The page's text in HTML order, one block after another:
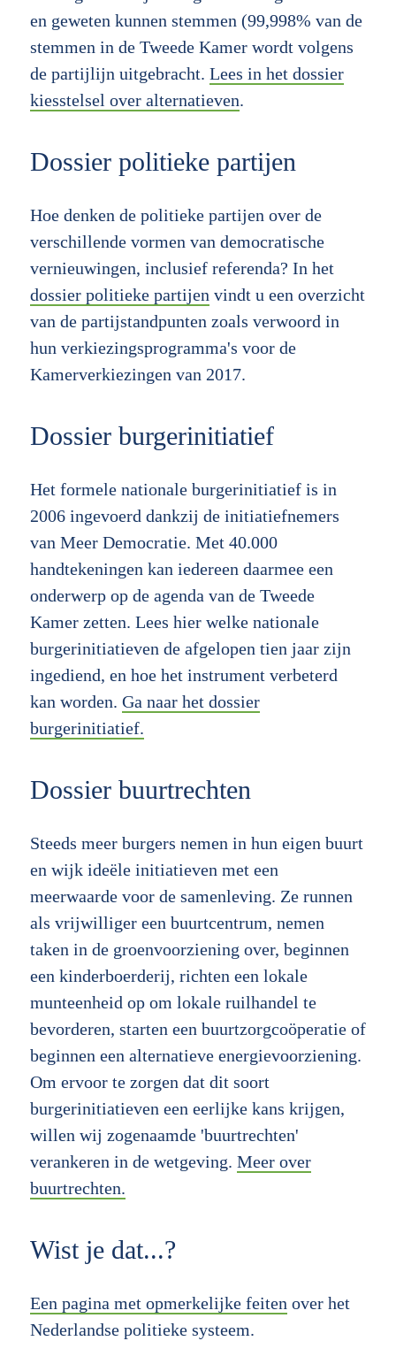
en geweten kunnen stemmen (99,998% van de
stemmen in de Tweede Kamer wordt volgens
de partijlijn uitgebracht. Lees in het dossier
kiesstelsel over alternatieven.
Dossier politieke partijen
Hoe denken de politieke partijen over de
verschillende vormen van democratische
vernieuwingen, inclusief referenda? In het
dossier politieke partijen vindt u een overzicht
van de partijstandpunten zoals verwoord in
hun verkiezingsprogramma's voor de
Kamerverkiezingen van 2017.
Dossier burgerinitiatief
Het formele nationale burgerinitiatief is in
2006 ingevoerd dankzij de initiatiefnemers
van Meer Democratie. Met 40.000
handtekeningen kan iedereen daarmee een
onderwerp op de agenda van de Tweede
Kamer zetten. Lees hier welke nationale
burgerinitiatieven de afgelopen tien jaar zijn
ingediend, en hoe het instrument verbeterd
kan worden. Ga naar het dossier
burgerinitiatief.
Dossier buurtrechten
Steeds meer burgers nemen in hun eigen buurt
en wijk ideële initiatieven met een
meerwaarde voor de samenleving. Ze runnen
als vrijwilliger een buurtcentrum, nemen
taken in de groenvoorziening over, beginnen
een kinderboerderij, richten een lokale
munteenheid op om lokale ruilhandel te
bevorderen, starten een buurtzorgcoöperatie of
beginnen een alternatieve energievoorziening.
Om ervoor te zorgen dat dit soort
burgerinitiatieven een eerlijke kans krijgen,
willen wij zogenaamde 'buurtrechten'
verankeren in de wetgeving. Meer over
buurtrechten.
Wist je dat...?
Een pagina met opmerkelijke feiten over het
Nederlandse politieke systeem.